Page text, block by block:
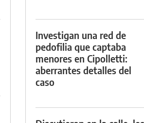
Investigan una red de
pedofilia que captaba
menores en Cipolletti:
aberrantes detalles del
caso